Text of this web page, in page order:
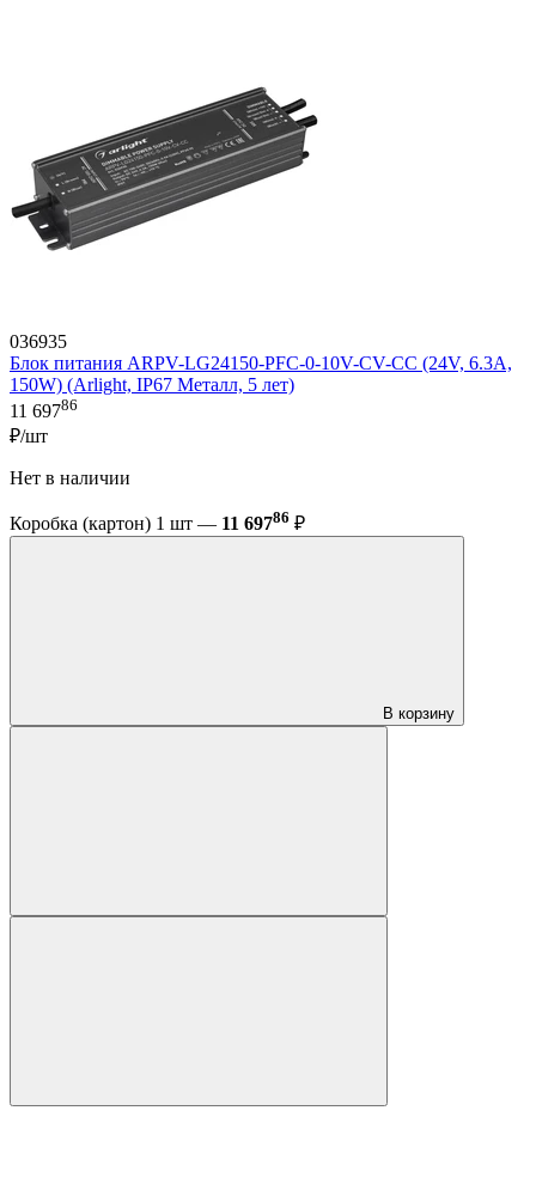
036935
Блок питания ARPV-LG24150-PFC-0-10V-CV-CC (24V, 6.3A,
150W) (Arlight, IP67 Металл, 5 лет)
11 69786
₽/шт
Нет в наличии
Коробка (картон) 1 шт — 11 69786 ₽
В корзину